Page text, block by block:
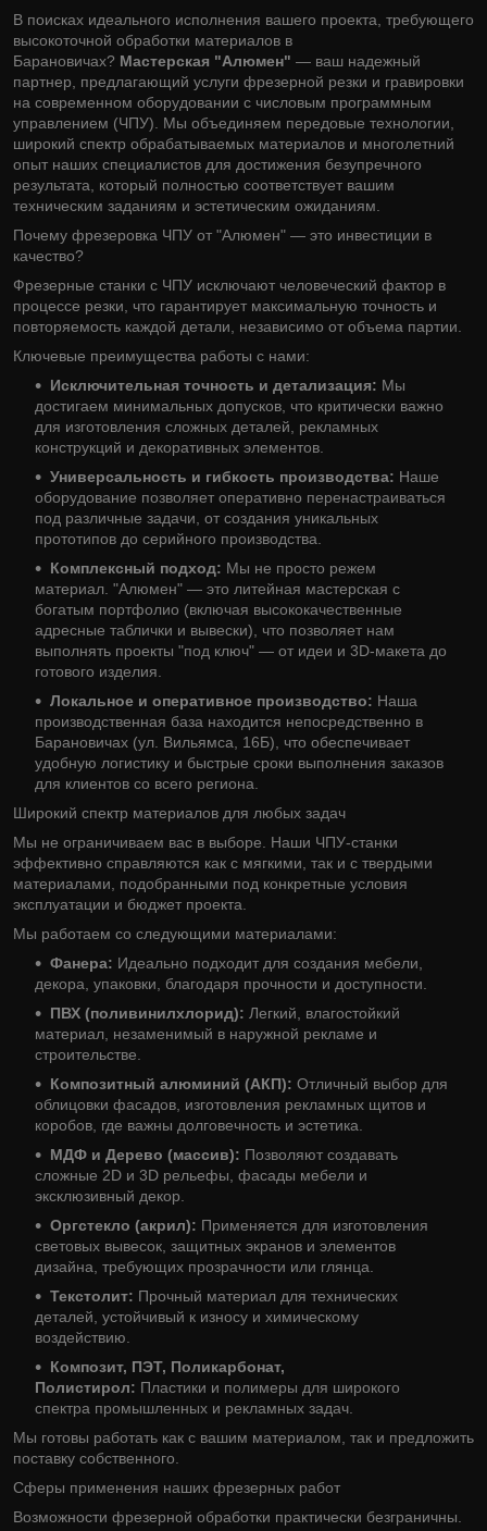
В поисках идеального исполнения вашего проекта, требующего
высокоточной обработки материалов в
Барановичах? Мастерская "Алюмен" — ваш надежный
партнер, предлагающий услуги фрезерной резки и гравировки
на современном оборудовании с числовым программным
управлением (ЧПУ). Мы объединяем передовые технологии,
широкий спектр обрабатываемых материалов и многолетний
опыт наших специалистов для достижения безупречного
результата, который полностью соответствует вашим
техническим заданиям и эстетическим ожиданиям.
Почему фрезеровка ЧПУ от "Алюмен" — это инвестиции в
качество?
Фрезерные станки с ЧПУ исключают человеческий фактор в
процессе резки, что гарантирует максимальную точность и
повторяемость каждой детали, независимо от объема партии.
Ключевые преимущества работы с нами:
Исключительная точность и детализация: Мы
достигаем минимальных допусков, что критически важно
для изготовления сложных деталей, рекламных
конструкций и декоративных элементов.
Универсальность и гибкость производства: Наше
оборудование позволяет оперативно перенастраиваться
под различные задачи, от создания уникальных
прототипов до серийного производства.
Комплексный подход: Мы не просто режем
материал. "Алюмен" — это литейная мастерская с
богатым портфолио (включая высококачественные
адресные таблички и вывески), что позволяет нам
выполнять проекты "под ключ" — от идеи и 3D-макета до
готового изделия.
Локальное и оперативное производство: Наша
производственная база находится непосредственно в
Барановичах (ул. Вильямса, 16Б), что обеспечивает
удобную логистику и быстрые сроки выполнения заказов
для клиентов со всего региона.
Широкий спектр материалов для любых задач
Мы не ограничиваем вас в выборе. Наши ЧПУ-станки
эффективно справляются как с мягкими, так и с твердыми
материалами, подобранными под конкретные условия
эксплуатации и бюджет проекта.
Мы работаем со следующими материалами:
Фанера: Идеально подходит для создания мебели,
декора, упаковки, благодаря прочности и доступности.
ПВХ (поливинилхлорид): Легкий, влагостойкий
материал, незаменимый в наружной рекламе и
строительстве.
Композитный алюминий (АКП): Отличный выбор для
облицовки фасадов, изготовления рекламных щитов и
коробов, где важны долговечность и эстетика.
МДФ и Дерево (массив): Позволяют создавать
сложные 2D и 3D рельефы, фасады мебели и
эксклюзивный декор.
Оргстекло (акрил): Применяется для изготовления
световых вывесок, защитных экранов и элементов
дизайна, требующих прозрачности или глянца.
Текстолит: Прочный материал для технических
деталей, устойчивый к износу и химическому
воздействию.
Композит, ПЭТ, Поликарбонат,
Полистирол: Пластики и полимеры для широкого
спектра промышленных и рекламных задач.
Мы готовы работать как с вашим материалом, так и предложить
поставку собственного.
Сферы применения наших фрезерных работ
Возможности фрезерной обработки практически безграничны.